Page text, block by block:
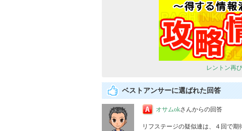
レントン再
ベストアンサーに選ばれた回答
オサムokさんからの回答
リフステージの疑似連は、４回で期